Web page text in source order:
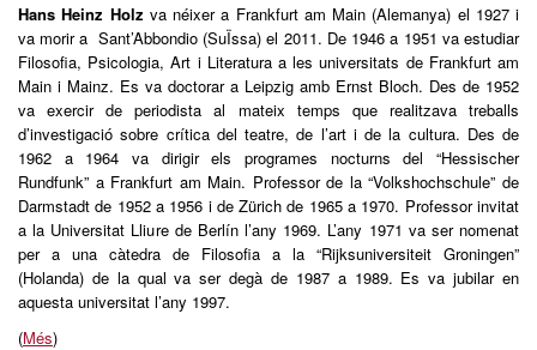
Hans Heinz Holz va néixer a Frankfurt am Main (Alemanya) el 1927 i
va morir a Sant’Abbondio (SuÏssa) el 2011. De 1946 a 1951 va estudiar
Filosofia, Psicologia, Art i Literatura a les universitats de Frankfurt am
Main i Mainz. Es va doctorar a Leipzig amb Ernst Bloch. Des de 1952
va exercir de periodista al mateix temps que realitzava treballs
d’investigació sobre crítica del teatre, de l’art i de la cultura. Des de
1962 a 1964 va dirigir els programes nocturns del “Hessischer
Rundfunk” a Frankfurt am Main. Professor de la “Volkshochschule” de
Darmstadt de 1952 a 1956 i de Zürich de 1965 a 1970. Professor invitat
a la Universitat Lliure de Berlín l’any 1969. L’any 1971 va ser nomenat
per a una càtedra de Filosofia a la “Rijksuniversiteit Groningen”
(Holanda) de la qual va ser degà de 1987 a 1989. Es va jubilar en
aquesta universitat l’any 1997.
(Més)